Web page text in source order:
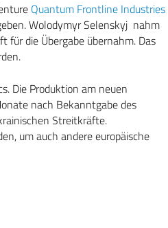
Quantum Frontline Industries
Wolodymyr Selenskyj nahm
für die Übergabe übernahm. Das
. Die Produktion am neuen
nach Bekanntgabe des
Streitkräfte.
um auch andere europäische